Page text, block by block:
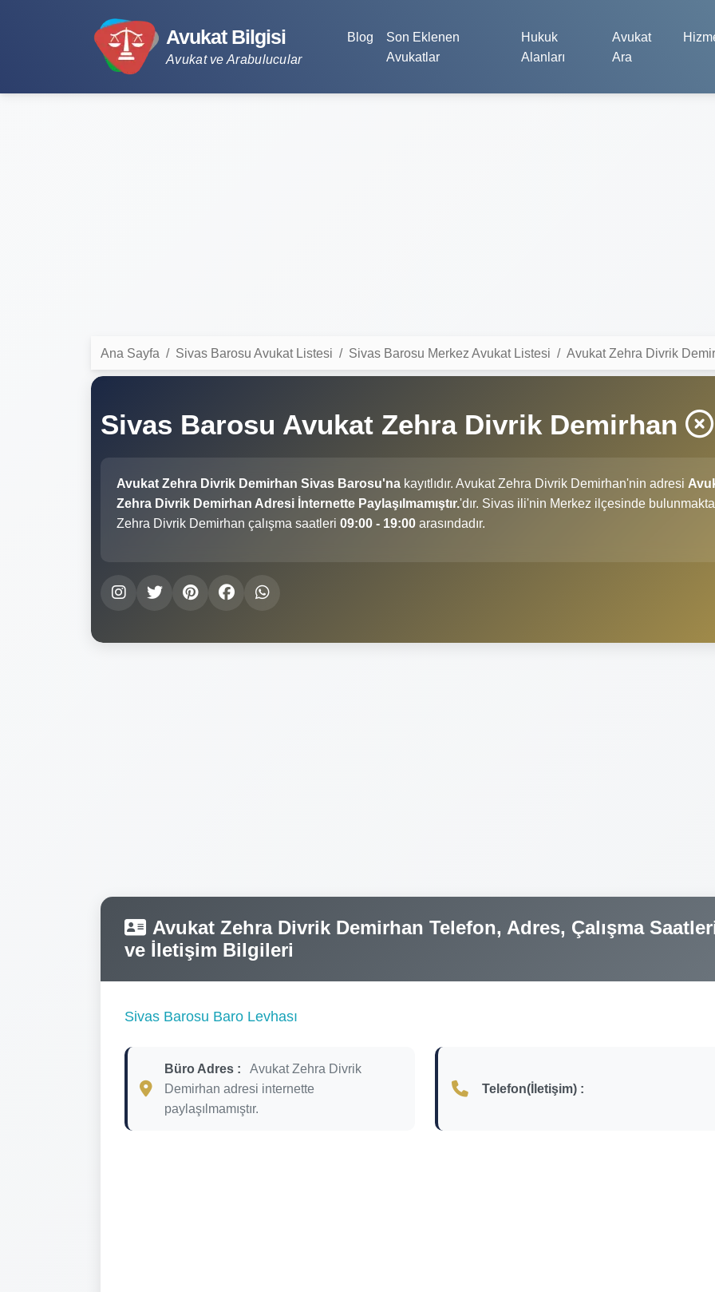
Avukat Bilgisi
Avukat ve Arabulucular
Blog
Son Eklenen
Avukatlar
Hukuk
Alanları
Avukat
Ara
Ana Sayfa Sivas Barosu Avukat Listesi Sivas Barosu Merkez Avukat Listesi Avukat Zehra Divrik
Sivas Barosu Avukat Zehra Divrik Demirhan
Avukat Zehra Divrik Demirhan Sivas Barosu'na kayıtlıdır. Avukat Zehra Divrik Demirhan'nin adresi
Zehra Divrik Demirhan Adresi İnternette Paylaşılmamıştır.'dır. Sivas ili'nin Merkez ilçesinde
Zehra Divrik Demirhan çalışma saatleri 09:00 - 19:00 arasındadır.
Avukat Zehra Divrik Demirhan Telefon, Adres, Çalışma
ve İletişim Bilgileri
Sivas Barosu Baro Levhası
Büro Adres :
Avukat Zehra Divrik
Demirhan adresi internette
paylaşılmamıştır.
Telefon(İletişim) :